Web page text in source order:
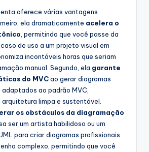
oferece várias vantagens
ela dramaticamente acelera o
, permitindo que você passe da
de uso a um projeto visual em
incontáveis horas que seriam
manual. Segundo, ela garante
do MVCao gerar diagramas
ao padrão MVC,
arquitetura limpa e sustentável.
os obstáculos da diagramação
ser um artista habilidoso ou um
para criar diagramas profissionais.
complexo, permitindo que você